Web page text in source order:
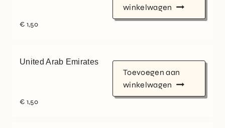
€ 1,50
winkelwagen
United Arab Emirates
€ 1,50
Toevoegen aan
winkelwagen